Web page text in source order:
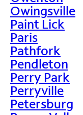
Owingsville
Paint Lick
Paris
Pathfork
Pendleton
Perry Park
Perryville
Petersburg